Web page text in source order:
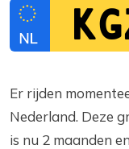
Er rijden
Nederland. Deze
is nu 2 maanden